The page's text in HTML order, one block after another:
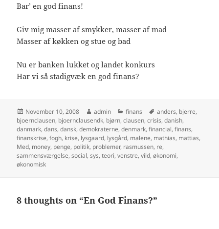
Bar’ en god finans!
Giv mig masser af smykker, masser af mad
Masser af køkken og stue og bad
Nu er banken lukket og landet konkurs
Har vi så stadigvæk en god finans?
Posted
on
November 10, 2008 Author
admin Categories
finans Tags
anders, bjerre,
bjoernclausen, bjoernclausendk, bjørn,clausen,crisis,danish,
danmark,dans,dansk,demokraterne,denmark,financial,finans,
finanskrise,fogh, krise, lysgaard, lysgård, malene, mathias, mattias,
Med, money, penge, politik, problemer, rasmussen, re,
sammensværgelse,social,sys,teori,venstre,vild,økonomi,
økonomisk
8 thoughts on “En God Finans?”